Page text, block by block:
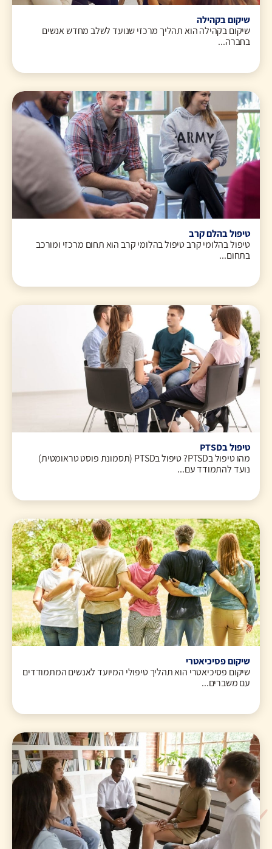
שיקום בקהילה
שיקום בקהילה הוא תהליך מרכזי שנועד לשלב מחדש אנשים
בחברה...
טיפול בהלם קרב
טיפול בהלומי קרב טיפול בהלומי קרב הוא תחום מרכזי ומורכב
בתחום...
טיפול בPTSD
מהו טיפול בPTSD? טיפול בPTSD (תסמונת פוסט טראומטית)
נועד להתמודד עם...
שיקום פסיכיאטרי
שיקום פסיכיאטרי הוא תהליך טיפולי המיועד לאנשים המתמודדים
עם משברים...